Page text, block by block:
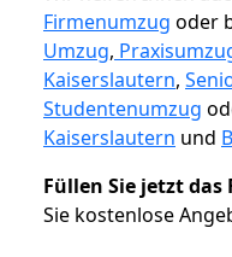
Firmenumzug oder
Umzug,
Kaiserslautern,
Studentenumzug
Kaiserslautern und
Füllen Sie jetzt
Sie kostenlose